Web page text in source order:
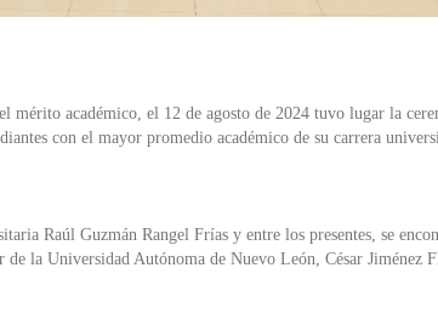
mérito académico, el 12 de agosto de 2024 tuvo lugar la
con el mayor promedio académico de su carrera
Raúl Guzmán Rangel Frías y entre los presentes, se
la Universidad Autónoma de Nuevo León, César Jiménez